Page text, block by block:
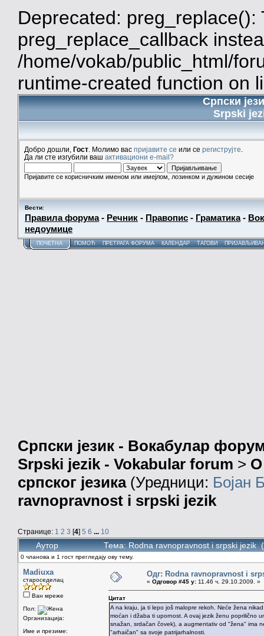
Deprecated:
preg_replace_callback
/home/vokab/public_html/
runtime-created function on
Српски
Srpski
Добро дошли, Гост . Молимо вас пријавите се или се региструјте
Да ли сте изгубили ваш активациони e-mail?
Пријавите се корисничким именом или имејлом, лозинком и дужином сесије
Вести:
Правила форума- Речник - Правопис - Граматика-
недоумице
ПОЧЕТНА ПОМОЋ ПРЕТРАГА ФОРУМА КАЛЕНДАР ТАГОВИ
Српски језик - Вокабулар
Srpski jezik - Vokabular forum > О
српског језика(Уредници: Бојан
ravnopravnost i srpski jezik
Странице: 1 2 3 [4] 5 6 ... 10
Аутор Тема: Rodna ravnopravnost i srpski jezik
0 чланова и 1 гост прегледају ову тему.
Madiuxa
староседелац
Ван мреже
Пол:
Организација:
Име и презиме:
Одг: Rodna ravnopravnost i
« Одговор #45 у: 11.46 ч. 29.10.2009. »
Цитат
A na kraju, ja ti lepo još malopre rekoh. Neće žena
moćan i džaba ti upornost. A ovaj jezik ženu poprilično
snažan, srdačan čovek), a augmentativ od "žena" ima
"arhaičan" sa svoje patrijarhalnosti.